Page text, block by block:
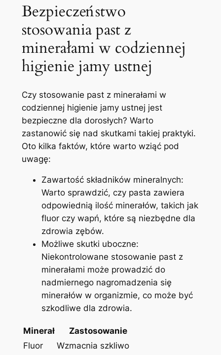
Bezpieczeństwo​
stosowania past⁤ z
minerałami ​w codziennej
higienie jamy ustnej
Czy stosowanie⁣ past z minerałami w
codziennej higienie jamy ​ustnej jest
bezpieczne dla ​dorosłych? Warto
zastanowić‌ się nad skutkami takiej praktyki.
Oto‍ kilka faktów,⁣ które ⁢warto wziąć‍ pod
uwagę:
Zawartość składników mineralnych:
Warto ⁢sprawdzić,⁣ czy pasta‌ zawiera
odpowiednią ilość ‌minerałów, takich jak
fluor ⁤czy wapń, ⁣które są ⁤niezbędne ⁤dla‍
zdrowia zębów.
Możliwe skutki uboczne:
Niekontrolowane stosowanie past⁣ z
minerałami może prowadzić do
nadmiernego nagromadzenia się
minerałów ⁤w organizmie, co może ⁣być
‌szkodliwe dla zdrowia.
Minerał
Zastosowanie
Fluor
Wzmacnia szkliwo